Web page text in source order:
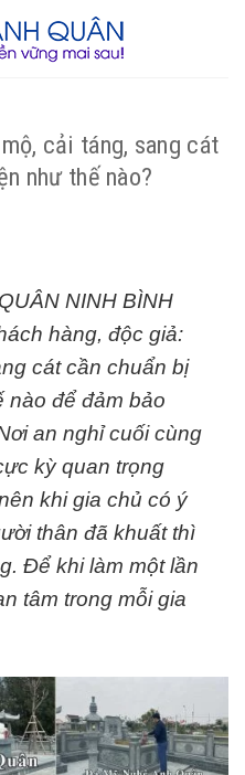
cải táng, sang cát
như thế nào?
NINH BÌNH
hàng, độc giả:
cát cần chuẩn bị
nào để đảm bảo
an nghỉ cuối cùng
kỳ quan trọng
khi gia chủ có ý
thân đã khuất thì
Để khi làm một lần
tâm trong mỗi gia